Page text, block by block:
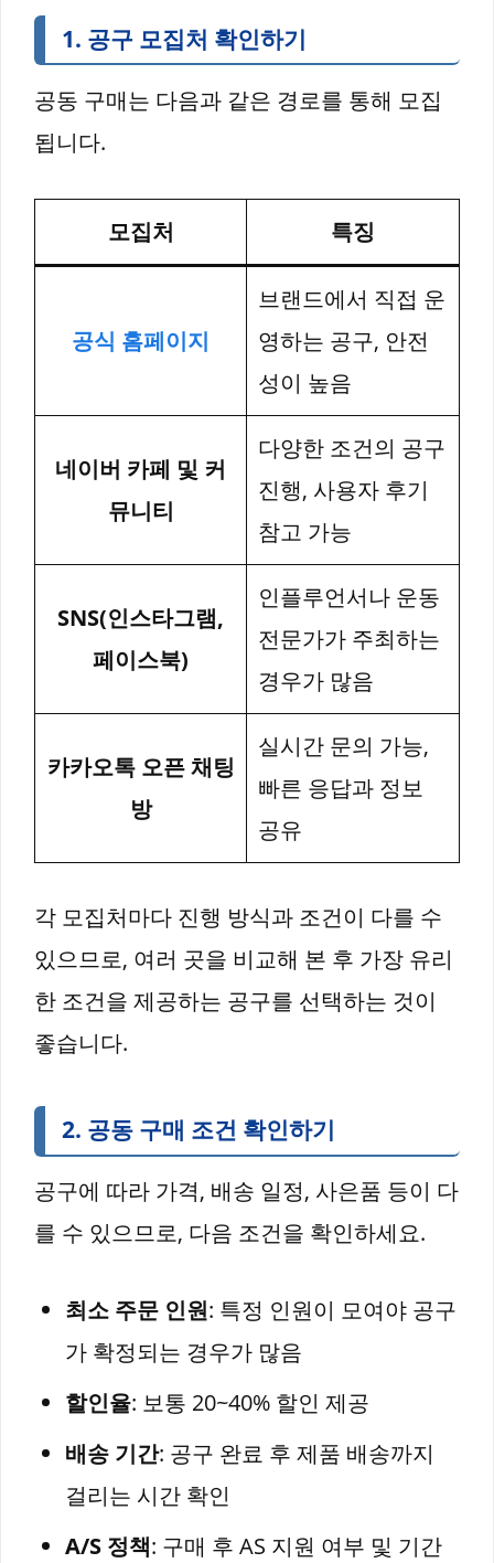
1. 공구 모집처 확인하기
공동 구매는 다음과 같은 경로를 통해 모집
됩니다.
모집처 특징
공식 홈페이지
브랜드에서 직접 운
영하는 공구, 안전
성이 높음
네이버 카페 및 커
뮤니티
다양한 조건의 공구
진행, 사용자 후기
참고 가능
SNS(인스타그램,
페이스북)
인플루언서나 운동
전문가가 주최하는
경우가 많음
카카오톡 오픈 채팅
방
실시간 문의 가능,
빠른 응답과 정보
공유
각 모집처마다 진행 방식과 조건이 다를 수
있으므로, 여러 곳을 비교해 본 후 가장 유리
한 조건을 제공하는 공구를 선택하는 것이
좋습니다.
2. 공동 구매 조건 확인하기
공구에 따라 가격, 배송 일정, 사은품 등이 다
를 수 있으므로, 다음 조건을 확인하세요.
최소 주문 인원: 특정 인원이 모여야 공구
가 확정되는 경우가 많음
할인율: 보통 20~40% 할인 제공
배송 기간: 공구 완료 후 제품 배송까지
걸리는 시간 확인
A/S 정책: 구매 후 AS 지원 여부 및 기간